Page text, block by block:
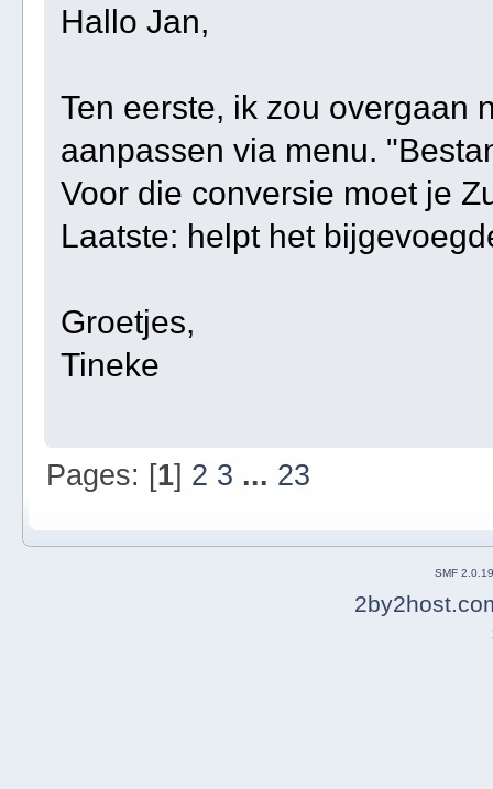
Hallo Jan,
Ten eerste, ik zou overgaan
aanpassen via menu.
Voor die conversie moet je
Laatste: helpt het
Groetjes,
Tineke
Pages: [1] 2 3 ... 23
SMF 2.0.19